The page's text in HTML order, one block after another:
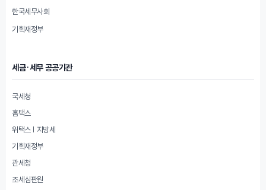
한국세무사회
기획재정부
세금·세무 공공기관
국세청
홈택스
위택스 | 지방세
기획재정부
관세청
조세심판원